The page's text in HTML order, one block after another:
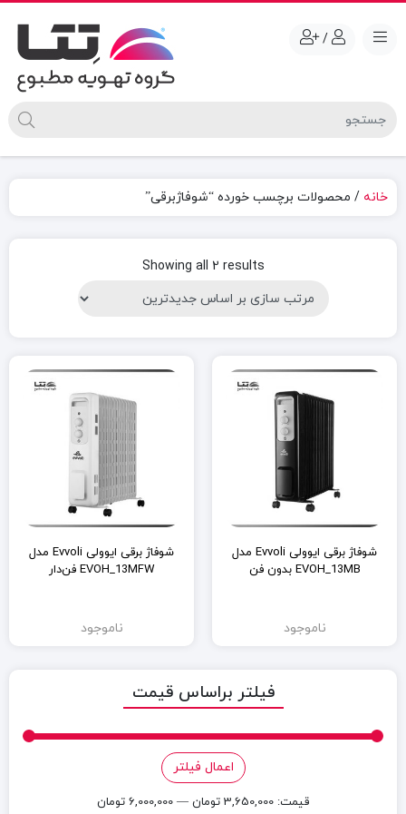
/
خانه / محصولات برچسب خورده “شوفاژبرقی”
Showing all 2 results
Sorted
latest
شوفاژ برقی ایوولی Evvoli مدل
EVOH_13MB بدون فن
ناموجود
شوفاژ برقی ایوولی Evvoli مدل
EVOH_13MFW فن‌دار
ناموجود
فیلتر براساس قیمت
اعمال فیلتر
قيمت: 3,650,000 تومان — 6,000,000 تومان